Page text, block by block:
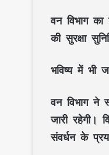
वन विभाग
की सुरक्षा
भविष्य में भी
वन विभाग ने
जारी
संवर्धन के